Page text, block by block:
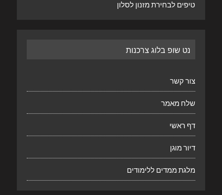
טיפים לבחירת מזנון לסלון
נט שופ בלוג צרכנות
צור קשר
שלח מאמר
דף ראשי
דיור מוגן
מלגת ממדים ללימודים